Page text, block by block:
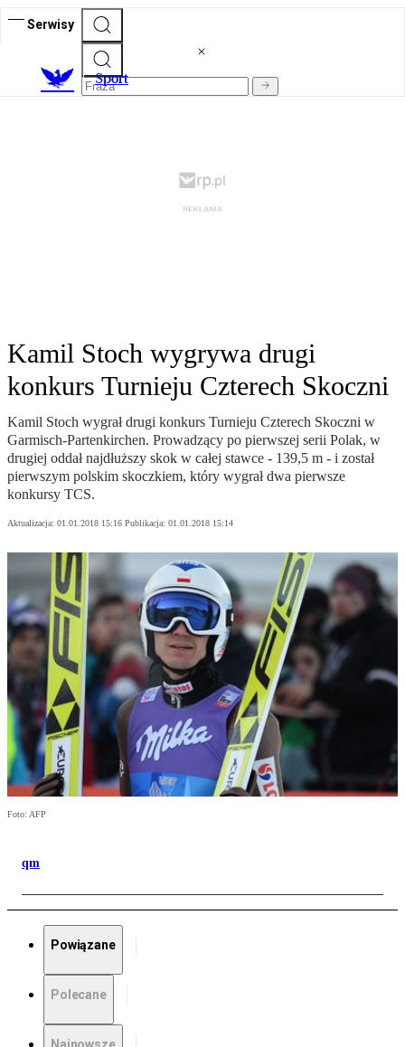
Serwisy
Sport
Kamil Stoch wygrywa drugi
konkurs Turnieju Czterech Skoczni
Kamil Stoch wygrał drugi konkurs Turnieju Czterech Skoczni w
Garmisch-Partenkirchen. Prowadzący po pierwszej serii Polak, w
drugiej oddał najdłuższy skok w całej stawce - 139,5 m - i został
pierwszym polskim skoczkiem, który wygrał dwa pierwsze
konkursy TCS.
Aktualizacja: 01.01.2018 15:16 Publikacja: 01.01.2018 15:14
Foto: AFP
qm
Powiązane
Polecane